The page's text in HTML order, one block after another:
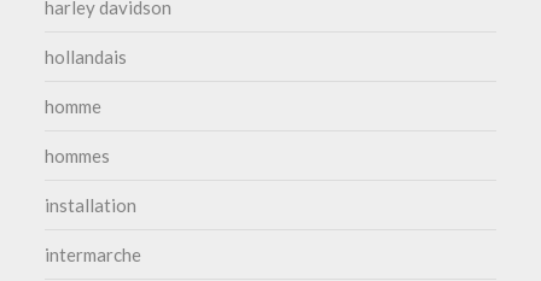
harley davidson
hollandais
homme
hommes
installation
intermarche